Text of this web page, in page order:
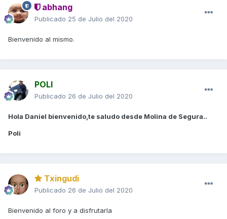
abhang
Publicado 25 de Julio del 2020
Bienvenido al mismo.
POLI
Publicado 26 de Julio del 2020
Hola Daniel bienvenido,te saludo desde Molina de Segura..
Poli
Txingudi
Publicado 26 de Julio del 2020
Bienvenido al foro y a disfrutarla